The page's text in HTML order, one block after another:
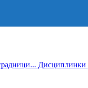
Дисциплинки